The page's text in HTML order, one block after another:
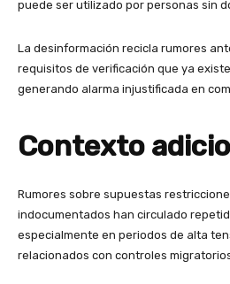
puede ser utilizado por personas sin
La desinformación recicla rumores
requisitos de verificación que ya
generando alarma injustificada en
Contexto
Rumores sobre supuestas
indocumentados han circulado
especialmente en periodos de alta
relacionados con controles